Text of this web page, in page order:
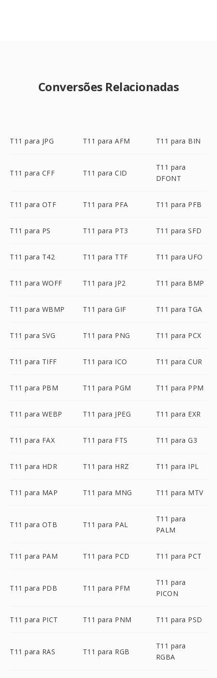
Conversões Relacionadas
T11 para JPG T11 para AFM T11 para BIN
T11 para CFF T11 para CID
T11 para
DFONT
T11 para OTF T11 para PFA T11 para PFB
T11 para PS T11 para PT3 T11 para SFD
T11 para T42 T11 para TTF T11 para UFO
T11 para WOFF T11 para JP2 T11 para BMP
T11 para WBMP T11 para GIF T11 para TGA
T11 para SVG T11 para PNG T11 para PCX
T11 para TIFF T11 para ICO T11 para CUR
T11 para PBM T11 para PGM T11 para PPM
T11 para WEBP T11 para JPEG T11 para EXR
T11 para FAX T11 para FTS T11 para G3
T11 para HDR T11 para HRZ T11 para IPL
T11 para MAP T11 para MNG T11 para MTV
T11 para OTB T11 para PAL
T11 para
PALM
T11 para PAM T11 para PCD T11 para PCT
T11 para PDB T11 para PFM
T11 para
PICON
T11 para PICT T11 para PNM T11 para PSD
T11 para RAS T11 para RGB
T11 para
RGBA